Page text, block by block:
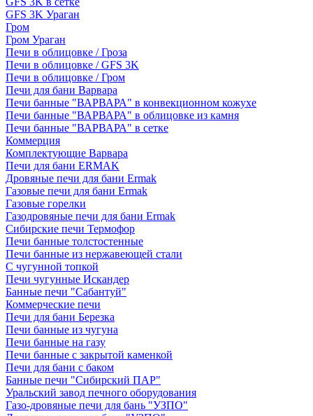
GFS 3K Ураган
Гром
Гром Ураган
Печи в облицовке / Гроза
Печи в облицовке / GFS 3K
Печи в облицовке / Гром
Печи для бани Варвара
Печи банные "ВАРВАРА" в конвекционном кожухе
Печи банные "ВАРВАРА" в облицовке из камня
Печи банные "ВАРВАРА" в сетке
Коммерция
Комплектующие Варвара
Печи для бани ERMAK
Дровяные печи для бани Ermak
Газовые печи для бани Ermak
Газовые горелки
Газодровяные печи для бани Ermak
Сибирские печи Термофор
Печи банные толстостенные
Печи банные из нержавеющей стали
С чугунной топкой
Печи чугунные Искандер
Банные печи "Сабантуй"
Коммерческие печи
Печи для бани Березка
Печи банные из чугуна
Печи банные на газу
Печи банные с закрытой каменкой
Печи для бани с баком
Банные печи "Сибирский ПАР"
Уральский завод печного оборудования
Газо-дровяные печи для бань "УЗПО"